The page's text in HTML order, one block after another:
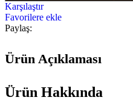
Karşılaştır
Favorilere ekle
Paylaş:
Ürün Açıklaması
Ürün Hakkında